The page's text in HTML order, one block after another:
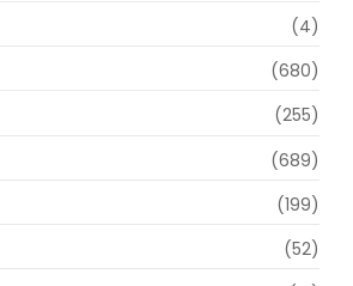
(4)
(680)
(255)
(689)
(199)
(52)